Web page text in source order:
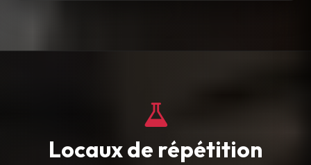
Locaux de répétition